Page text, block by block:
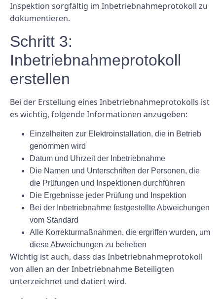
Inspektion sorgfältig im Inbetriebnahmeprotokoll zu
dokumentieren.
Schritt 3:
Inbetriebnahmeprotokoll
erstellen
Bei der Erstellung eines Inbetriebnahmeprotokolls ist
es wichtig, folgende Informationen anzugeben:
Einzelheiten zur Elektroinstallation, die in Betrieb
genommen wird
Datum und Uhrzeit der Inbetriebnahme
Die Namen und Unterschriften der Personen, die
die Prüfungen und Inspektionen durchführen
Die Ergebnisse jeder Prüfung und Inspektion
Bei der Inbetriebnahme festgestellte Abweichungen
vom Standard
Alle Korrekturmaßnahmen, die ergriffen wurden, um
diese Abweichungen zu beheben
Wichtig ist auch, dass das Inbetriebnahmeprotokoll
von allen an der Inbetriebnahme Beteiligten
unterzeichnet und datiert wird.